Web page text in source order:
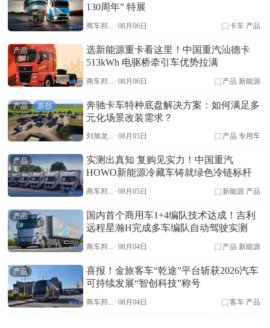
130周年” 特展
商车邦... · 08月06日 卡车 产品
产品
选新能源重卡看这里！中国重汽汕德卡
513kWh 电驱桥牵引车优势拉满
商车邦... · 08月06日 产品 新能源
产品 原创
奔驰卡车特种底盘解决方案：如何满足多
元化场景改装需求？
刘旭龙... · 08月05日 产品 专用车
产品
实测出真知 复购见实力！中国重汽
HOWO新能源冷藏车铸就绿色冷链标杆
商车邦... · 08月05日 新能源 产品
产品
国内首个商用车1+4编队技术达成！吉利
远程星瀚H完成多车编队自动驾驶实测
商车邦... · 08月04日 产品 新能源
产品
喜报！金旅客车“乾途”平台斩获2026汽车
可持续发展“智创科技”称号
商车邦... · 08月04日 客车 产品